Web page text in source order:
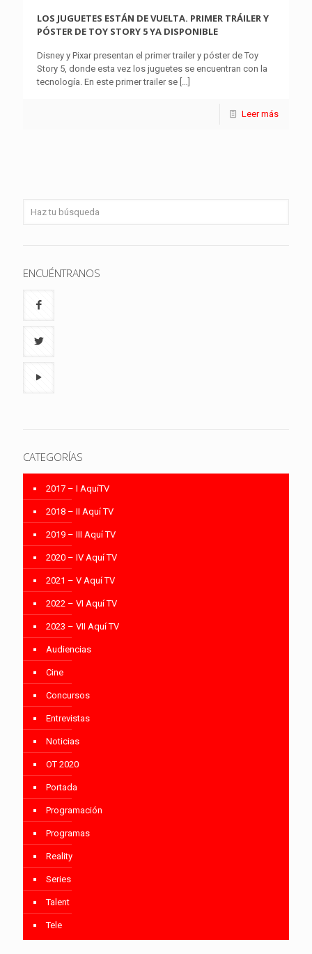
LOS JUGUETES ESTÁN DE VUELTA. PRIMER TRÁILER Y
PÓSTER DE TOY STORY 5 YA DISPONIBLE
Disney y Pixar presentan el primer trailer y póster de Toy
Story 5, donde esta vez los juguetes se encuentran con la
tecnología. En este primer trailer se […]
Leer más
ENCUÉNTRANOS
CATEGORÍAS
2017 – I AquíTV
2018 – II Aquí TV
2019 – III Aquí TV
2020 – IV Aquí TV
2021 – V Aquí TV
2022 – VI Aquí TV
2023 – VII Aquí TV
Audiencias
Cine
Concursos
Entrevistas
Noticias
OT 2020
Portada
Programación
Programas
Reality
Series
Talent
Tele